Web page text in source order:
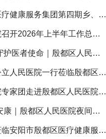
健康服务集团第四期乡、村
开2026年上半年工作总结
护医者使命｜殷都区人民医
谈会
人民医院一行莅临殷都区医
交流
家团走进殷都区人民医院大
康｜殷都区人民医院夜间义
安阳市殷都区医疗健康服务